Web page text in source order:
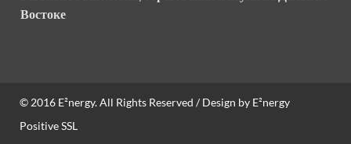
Востоке
© 2016 E²nergy. All Rights Reserved / Design by E²nergy
Positive SSL